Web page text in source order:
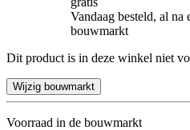
Vandaag besteld, al
bouwmarkt
Dit product is in deze winkel niet
Wijzig bouwmarkt
Voorraad in de bouwmarkt